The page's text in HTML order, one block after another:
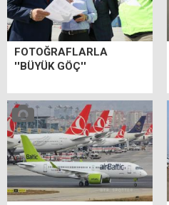
FOTOĞRAFLARLA
''BÜYÜK GÖÇ''